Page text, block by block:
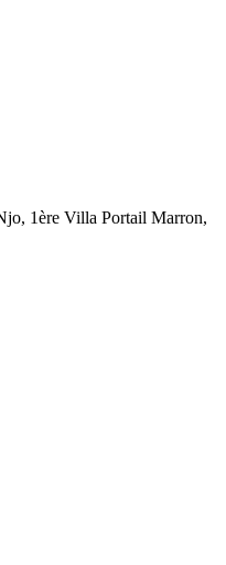
1ère Villa Portail Marron,